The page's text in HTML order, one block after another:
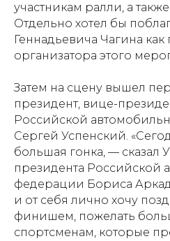
участникам ралли, а
Отдельно хотел бы
Геннадьевича Чагина как
организатора этого
Затем на сцену вышел
президент, вице-
Российской
Сергей Успенский.
большая гонка, — сказал
президента Российской
федерации Бориса
и от себя лично хочу
финишем, пожелать
спортсменам, которые